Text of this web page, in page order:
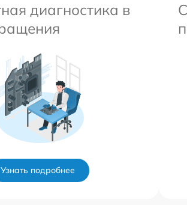
диагностика в
Узнать подробнее